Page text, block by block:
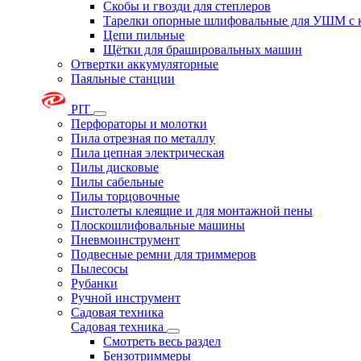
Скобы и гвозди для степлеров
Тарелки опорные шлифовальные для УШМ с
Цепи пильные
Щётки для брашировальных машин
Отвертки аккумуляторные
Паяльные станции
PIT
Перфораторы и молотки
Пила отрезная по металлу
Пила цепная электрическая
Пилы дисковые
Пилы сабельные
Пилы торцовочные
Пистолеты клеящие и для монтажной пены
Плоскошлифовальные машины
Пневмоинструмент
Подвесные ремни для триммеров
Пылесосы
Рубанки
Ручной инструмент
Садовая техника
Садовая техника
Смотреть весь раздел
Бензотриммеры